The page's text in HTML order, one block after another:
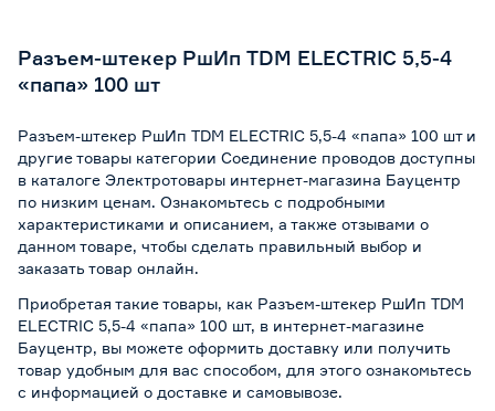
Разъем-штекер РшИп TDM ELECTRIC 5,5-4
«папа» 100 шт
Разъем-штекер РшИп TDM ELECTRIC 5,5-4 «папа» 100 шт и
другие товары категории Соединение проводов доступны
в каталоге Электротовары интернет-магазина Бауцентр
по низким ценам. Ознакомьтесь с подробными
характеристиками и описанием, а также отзывами о
данном товаре, чтобы сделать правильный выбор и
заказать товар онлайн.
Приобретая такие товары, как Разъем-штекер РшИп TDM
ELECTRIC 5,5-4 «папа» 100 шт, в интернет-магазине
Бауцентр, вы можете оформить доставку или получить
товар удобным для вас способом, для этого ознакомьтесь
с информацией о доставке и самовывозе.